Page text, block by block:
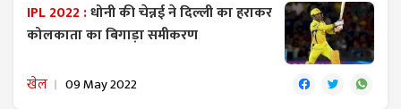
IPL 2022 :धोनी की चेन्नई ने दिल्ली का हराकर
कोलकाता का बिगाड़ा समीकरण
खेल 09 May 2022